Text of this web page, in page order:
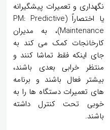
نگهداری و تعمیرات پیشگیرانه
یا اختصاراً (PM: Predictive
Maintenance)، به مدیران
کارخانجات کمک می کند به
جای اینکه فقط تماشا کنند و
منتظر خرابی بعدی باشند،
بیشتر فعال باشند و برنامه
های تعمیرات دستگاه ها را به
خوبی تحت کنترل داشته
باشند.